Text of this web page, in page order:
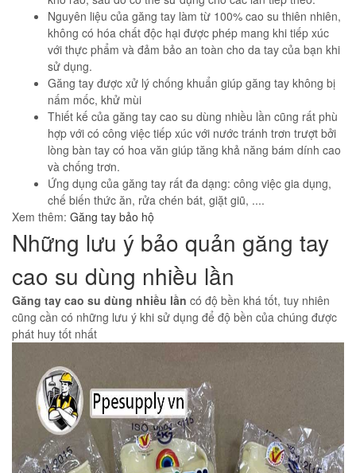
Nguyên liệu của găng tay làm từ 100% cao su thiên nhiên,
không có hóa chất độc hại được phép mang khi tiếp xúc
với thực phẩm và đảm bảo an toàn cho da tay của bạn khi
sử dụng.
Găng tay được xử lý chống khuẩn giúp găng tay không bị
nấm mốc, khử mùi
Thiết kế của găng tay cao su dùng nhiều lần cũng rất phù
hợp với có công việc tiếp xúc với nước tránh trơn trượt bởi
lòng bàn tay có hoa văn giúp tăng khả năng bám dính cao
và chống trơn.
Ứng dụng của găng tay rất đa dạng: công việc gia dụng,
chế biến thức ăn, rửa chén bát, giặt giũ, ....
Xem thêm: Găng tay bảo hộ
Những lưu ý bảo quản găng tay
cao su dùng nhiều lần
Găng tay cao su dùng nhiều lần có độ bền khá tốt, tuy nhiên
cũng cần có những lưu ý khi sử dụng để độ bền của chúng được
phát huy tốt nhất